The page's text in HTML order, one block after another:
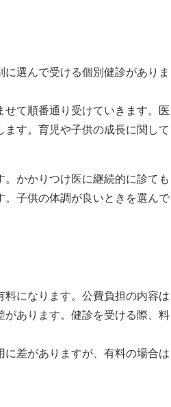
選んで受ける個別健診がありま
て順番通り受けていきます。医
す。育児や子供の成長に関して
かかりつけ医に継続的に診ても
。子供の体調が良いときを選んで
になります。公費負担の内容は
があります。健診を受ける際、料
差がありますが、有料の場合は